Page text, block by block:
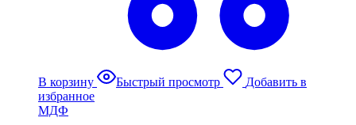
В корзину Быстрый просмотр
Добавить в
избранное
МДФ